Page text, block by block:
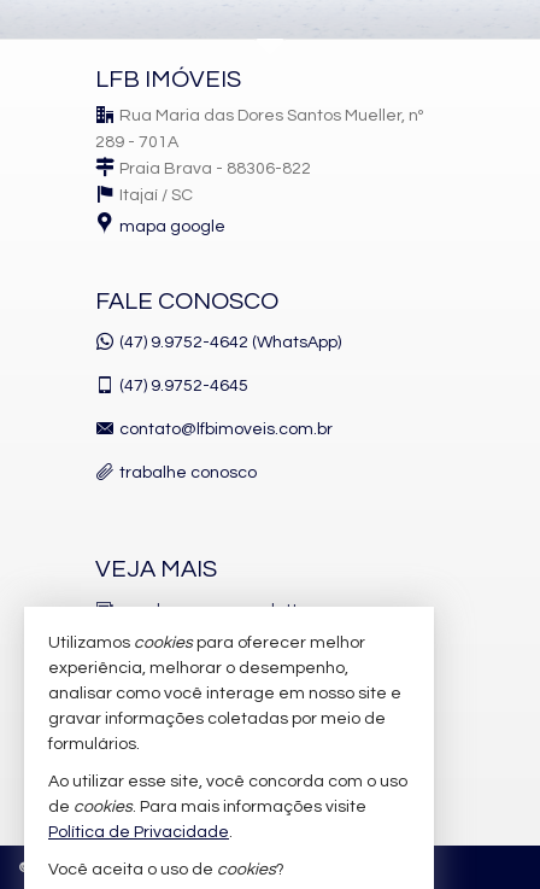
LFB IMÓVEIS
Rua Maria das Dores Santos Mueller, nº
289 - 701A
Praia Brava - 88306-822
Itajaí / SC
mapa google
FALE CONOSCO
(47) 9.9752-4642 (WhatsApp)
(47) 9.9752-4645
contato@lfbimoveis.com.br
trabalhe conosco
VEJA MAIS
receba nosso newsletter
indicadores financeiros
cadastre seu imóvel
imóveis favoritos
mapa de imóveis
© 2026 CRECI/SC 6.388-J Política de Privacidade
Utilizamos cookiespara oferecer melhor
experiência, melhorar o desempenho,
analisar como você interage em nosso site e
gravar informações coletadas por meio de
formulários.
Ao utilizar esse site, você concorda com o uso
de cookies. Para mais informações visite
Política de Privacidade.
Você aceita o uso de cookies?